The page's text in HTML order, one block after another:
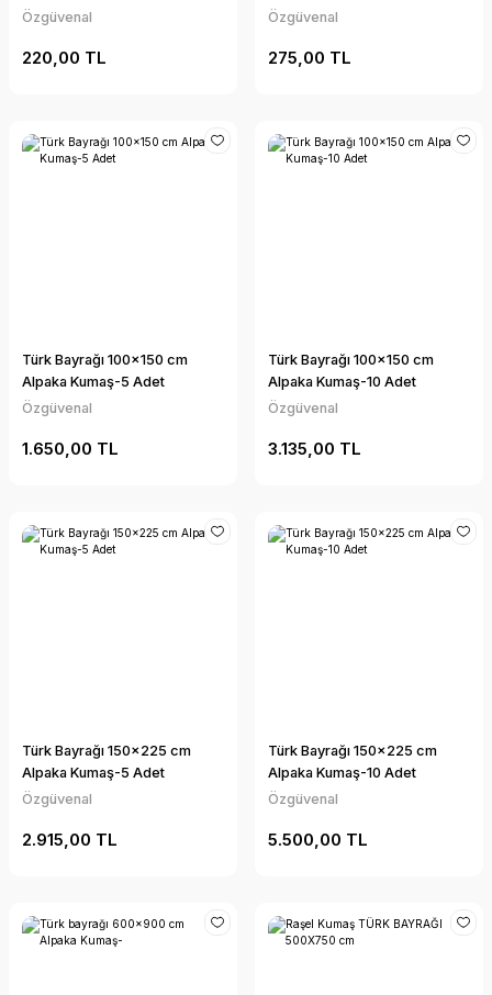
Özgüvenal
220,00 TL
Özgüvenal
275,00 TL
Türk Bayrağı 100x150 cm
Alpaka Kumaş-5 Adet
Özgüvenal
1.650,00 TL
Türk Bayrağı 100x150 cm
Alpaka Kumaş-10 Adet
Özgüvenal
3.135,00 TL
Türk Bayrağı 150x225 cm
Alpaka Kumaş-5 Adet
Özgüvenal
2.915,00 TL
Türk Bayrağı 150x225 cm
Alpaka Kumaş-10 Adet
Özgüvenal
5.500,00 TL